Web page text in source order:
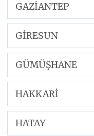
GAZİANTEP
GİRESUN
GÜMÜŞHANE
HAKKARİ
HATAY